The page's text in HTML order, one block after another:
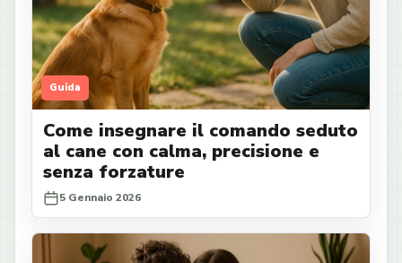
Guida
Come insegnare il comando seduto
al cane con calma, precisione e
senza forzature
5 Gennaio 2026